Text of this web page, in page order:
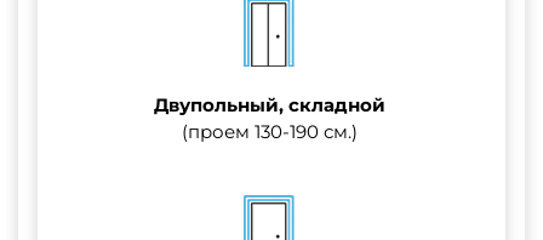
Двупольный, складной
(проем 130-190 см.)